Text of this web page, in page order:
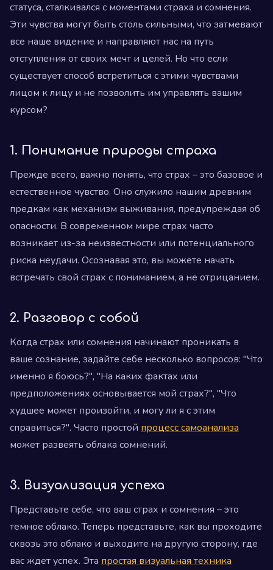
статуса, сталкивался с моментами страха и сомнения.
Эти чувства могут быть столь сильными, что затмевают
все наше видение и направляют нас на путь
отступления от своих мечт и целей. Но что если
существует способ встретиться с этими чувствами
лицом к лицу и не позволить им управлять вашим
курсом?
1. Понимание природы страха
Прежде всего, важно понять, что страх – это базовое и
естественное чувство. Оно служило нашим древним
предкам как механизм выживания, предупреждая об
опасности. В современном мире страх часто
возникает из-за неизвестности или потенциального
риска неудачи. Осознавая это, вы можете начать
встречать свой страх с пониманием, а не отрицанием.
2. Разговор с собой
Когда страх или сомнения начинают проникать в
ваше сознание, задайте себе несколько вопросов: "Что
именно я боюсь?", "На каких фактах или
предположениях основывается мой страх?", "Что
худшее может произойти, и могу ли я с этим
справиться?". Часто простой процесс самоанализа
может развеять облака сомнений.
3. Визуализация успеха
Представьте себе, что ваш страх и сомнения – это
темное облако. Теперь представьте, как вы проходите
сквозь это облако и выходите на другую сторону, где
вас ждет успех. Эта простая визуальная техника